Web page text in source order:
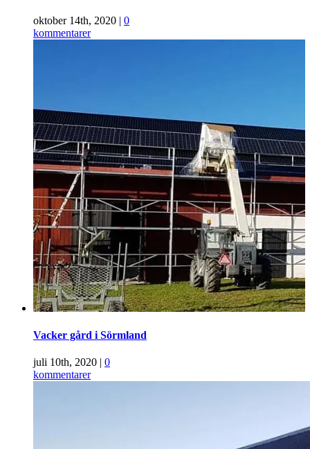
oktober 14th, 2020 | 0
kommentarer
Vacker gård i Sörmland
juli 10th, 2020 | 0
kommentarer